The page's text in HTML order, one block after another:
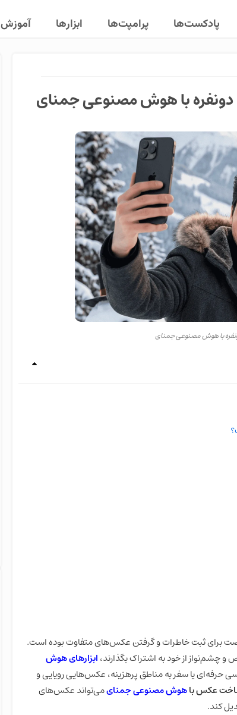
پادکست‌ها پرامپت‌ها ابزارها آموزش
با هوش مصنوعی جمنای
با هوش مصنوعی جمنای
برای ثبت خاطرات و گرفتن عکس‌های متفاوت بوده است.
چشم‌نواز از خود به اشتراک بگذارند،ابزارهای هوش
حرفه‌ای یا سفر به مناطق پرهزینه، عکس‌هایی رویایی و
عکس باهوش مصنوعی جمنایمی‌تواند عکس‌های
کند.